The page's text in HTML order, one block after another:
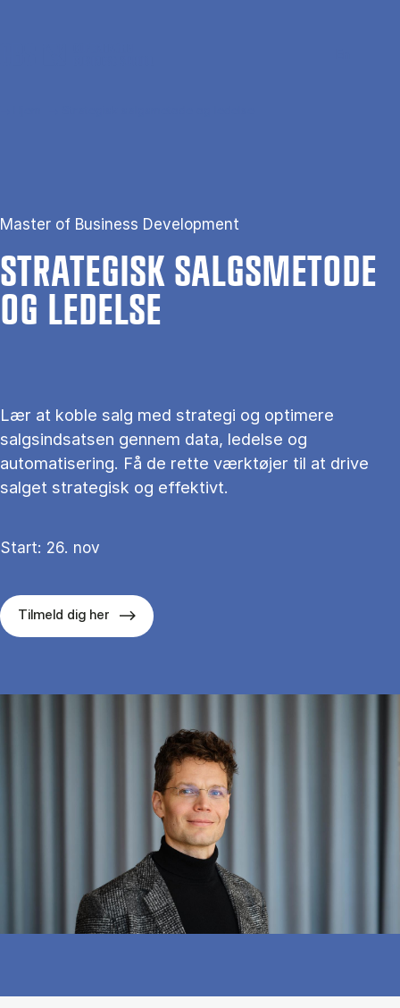
Master of Business Development
STRA­TE­GISK SALGS­ME­TO­DE
OG LE­DEL­SE
Lær at koble salg med strategi og optimere
salgsindsatsen gennem data, ledelse og
automatisering. Få de rette værktøjer til at drive
salget strategisk og effektivt.
Start: 26. nov
Tilmeld dig her